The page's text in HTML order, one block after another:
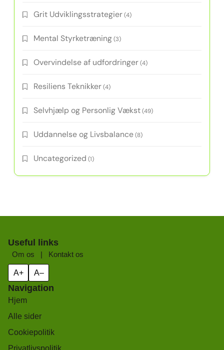
Grit Udviklingsstrategier(4)
Mental Styrketræning(3)
Overvindelse af udfordringer(4)
Resiliens Teknikker(4)
Selvhjælp og Personlig Vækst(49)
Uddannelse og Livsbalance(8)
Uncategorized (1)
Useful links
Om os | Kontakt os
A+ A–
Navigation
Hjem
Alle sider
Cookiepolitik